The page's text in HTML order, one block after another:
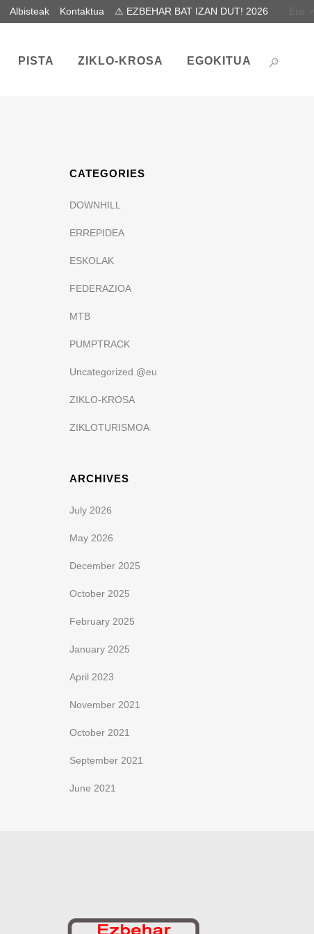
Albisteak Kontaktua ⚠ EZBEHAR BAT IZAN DUT! 2026 Eus
PISTA ZIKLO-KROSA EGOKITUA
CATEGORIES
DOWNHILL
ERREPIDEA
ESKOLAK
FEDERAZIOA
MTB
PUMPTRACK
Uncategorized @eu
ZIKLO-KROSA
ZIKLOTURISMOA
ARCHIVES
July 2026
May 2026
December 2025
October 2025
February 2025
January 2025
April 2023
November 2021
October 2021
September 2021
June 2021